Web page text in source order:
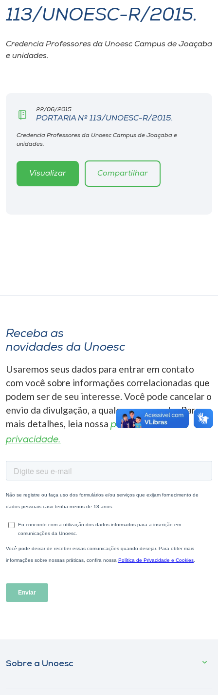
I.nova
Diplomados
CPA
Biblioteca
Editora
A-
113/UNOESC-R/2015.
Credencia Professores da Unoesc Campus de Joaçaba
e unidades.
22/06/2015
PORTARIA Nº 113/UNOESC-R/2015.
Credencia Professores da Unoesc Campus de Joaçaba e
unidades.
Visualizar Compartilhar
Receba as
novidades da Unoesc
Usaremos seus dados para entrar em contato
com você sobre informações correlacionadas que
podem ser de seu interesse. Você pode cancelar o
envio da divulgação, a qualquer momento. Para
mais detalhes, leia nossa política de
privacidade.
Sobre a Unoesc